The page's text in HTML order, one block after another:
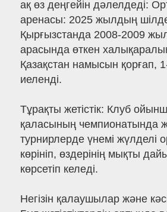
ақ өз деңгейін дәлелдеді:
аренасы: 2025 жылдың
Қырғызстанда 2008-2009
арасында өткен
Қазақстан намысын қорғап,
иеленді.
Тұрақты жетістік: Клуб
қаласының чемпионатында
турнирлерде үнемі жүлделі
көрініп, өздерінің мықты
көрсетіп келеді.
Негізін қалаушылар және